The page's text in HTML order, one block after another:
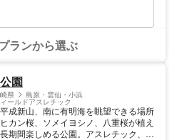
ランから選ぶ
園
県 島原・雲仙・小浜
ールドアスレチック
成新山、南に有明海を眺望できる場所
カン桜、ソメイヨシノ、八重桜が植え
期間楽しめる公園。アスレチック、草